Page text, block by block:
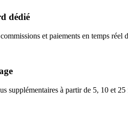
dédié
et paiements en temps réel
supplémentaires à partir de 5, 10 et